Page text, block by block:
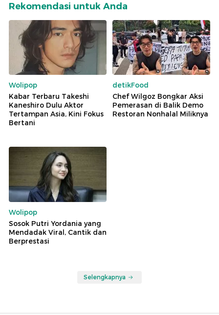
Rekomendasi untuk Anda
Wolipop
Kabar Terbaru Takeshi
Kaneshiro Dulu Aktor
Tertampan Asia, Kini Fokus
Bertani
detikFood
Chef Wilgoz Bongkar Aksi
Pemerasan di Balik Demo
Restoran Nonhalal Miliknya
Wolipop
Sosok Putri Yordania yang
Mendadak Viral, Cantik dan
Berprestasi
Selengkapnya